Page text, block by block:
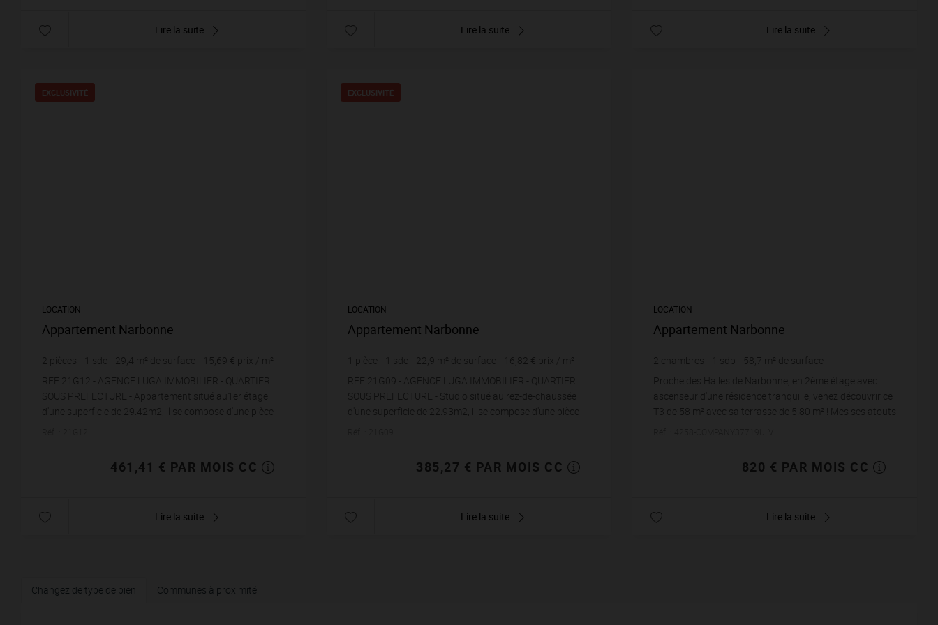
Lire la suite Lire la suite Lire la suite
EXCLUSIVITÉ
LOCATION
Appartement Narbonne
2 pièces sde 29,4 m² de surface 15,69 € prix / m²
REF 21G12 - AGENCE LUGA IMMOBILIER - QUARTIER
SOUS PREFECTURE - Appartement situé au1er étage
d'une superficie de 29.42m2, il se compose d'une pièce
461,41 € PAR MOIS CC
Lire la suite
EXCLUSIVITÉ
LOCATION
Appartement Narbonne
pièce sde 22,9 m² de surface 16,82 € prix / m²
REF 21G09 - AGENCE LUGA IMMOBILIER - QUARTIER
SOUS PREFECTURE - Studio situé au rez-de-chaussée
d'une superficie de 22.93m2, il se compose d'une pièce
385,27 € PAR MOIS CC
Lire la suite
LOCATION
Appartement Narbonne
2 chambres sdb 58,7 m² de surface
13,97 € prix / m²
Proche des Halles de Narbonne, en 2ème étage avec
ascenseur d'une résidence tranquille, venez découvrir ce
T3 de 58 m² avec sa terrasse de 5.80 m² ! Mes ses atouts
820 € PAR MOIS CC
Lire la suite
Changez de type de bien Communes à proximité